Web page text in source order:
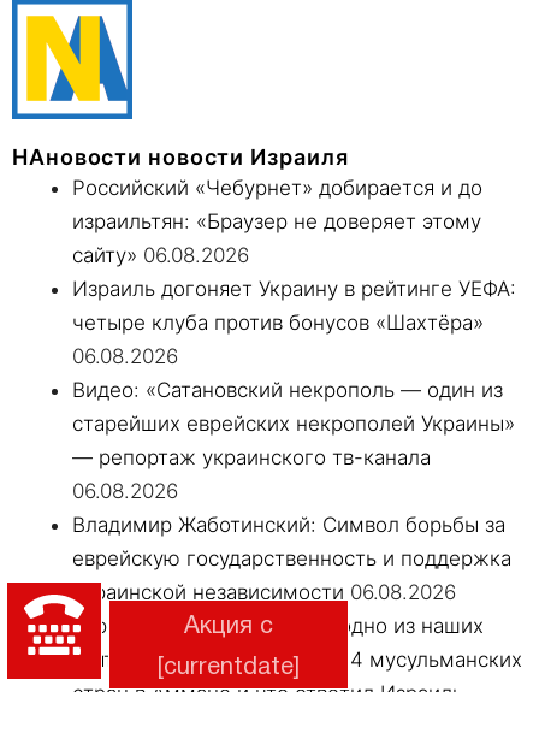
Акция с
[currentdate]
НАновости новости Израиля
Российский «Чебурнет» добирается и до
израильтян: «Браузер не доверяет этому
сайту» 06.08.2026
Израиль догоняет Украину в рейтинге УЕФА:
четыре клуба против бонусов «Шахтёра»
06.08.2026
Видео: «Сатановский некрополь — один из
старейших еврейских некрополей Украины»
— репортаж украинского тв-канала
06.08.2026
Владимир Жаботинский: Символ борьбы за
еврейскую государственность и поддержка
украинской независимости 06.08.2026
Турция назвала Аль-Аксу «одно из наших
святых мест»: что решили 14 мусульманских
стран в Аммане и что ответил Израиль